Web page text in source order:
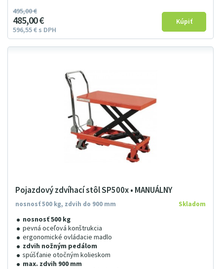
495 00€
485 00€
596 55€ s DPH
Pojazdový zdvíhací stôl SP500x • MANUÁLNY
nosnosť 500 kg, zdvih do 900 mm
nosnosť 500 kg
pevná oceľová konštrukcia
ergonomické ovládacie madlo
zdvih nožným pedálom
spúšťanie otočným kolieskom
max. zdvih 900 mm
Skladom